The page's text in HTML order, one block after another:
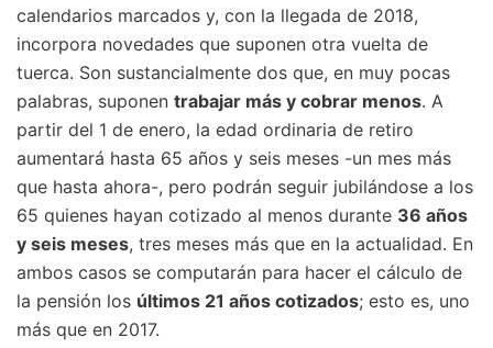
calendarios marcados y, con la llegada de 2018,
incorpora novedades que suponen otra vuelta de
tuerca. Son sustancialmente dos que, en muy pocas
palabras, suponen trabajar más y cobrar menos. A
partir del 1 de enero, la edad ordinaria de retiro
aumentará hasta 65 años y seis meses -un mes más
que hasta ahora-, pero podrán seguir jubilándose a los
65 quienes hayan cotizado al menos durante 36 años
y seis meses, tres meses más que en la actualidad. En
ambos casos se computarán para hacer el cálculo de
la pensión los últimos 21 años cotizados; esto es, uno
más que en 2017.